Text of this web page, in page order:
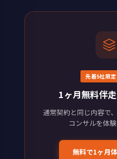
先着5社限
1ヶ月無料伴
通常契約と同じ内容で
コンサルを体験
無料で1ヶ月